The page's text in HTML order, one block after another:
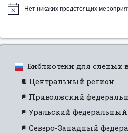
Нет никаких предстоящих
Библиотеки для слепых
Центральный регион.
Приволжский
Уральский федеральный
Северо-Западный